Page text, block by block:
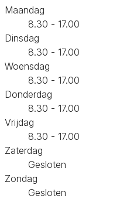
Maandag
8.30 - 17.00
Dinsdag
8.30 - 17.00
Woensdag
8.30 - 17.00
Donderdag
8.30 - 17.00
Vrijdag
8.30 - 17.00
Zaterdag
Gesloten
Zondag
Gesloten